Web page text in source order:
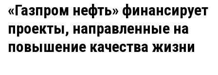
ЗАКОН
НОВОСТИ КОМПАНИЙ
Рейтинги
Блоги
Архив
«Газпром нефть» финансирует
проекты, направленные на
повышение качества жизни